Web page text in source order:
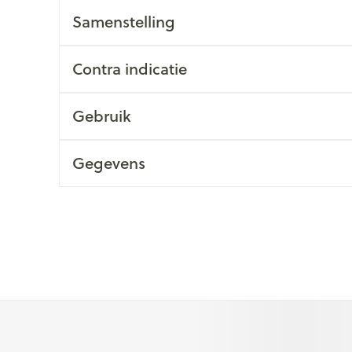
Samenstelling
Contra indicatie
Gebruik
Gegevens